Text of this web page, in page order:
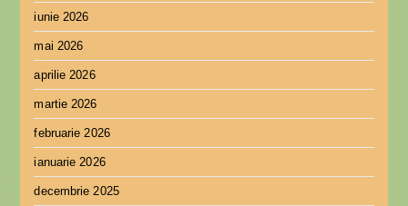
iunie 2026
mai 2026
aprilie 2026
martie 2026
februarie 2026
ianuarie 2026
decembrie 2025